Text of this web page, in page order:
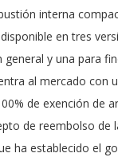
interna
en tres
general y una para
al mercado con
de exención de
de reembolso de
ha establecido el